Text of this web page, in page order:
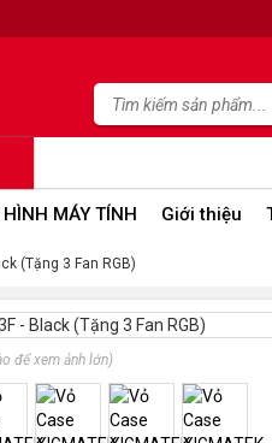
MÁY TÍNH Giới thiệu
(Tặng 3 Fan RGB)
để xem ảnh lớn)